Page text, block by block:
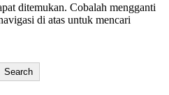
ditemukan. Cobalah mengganti
di atas untuk mencari
Search